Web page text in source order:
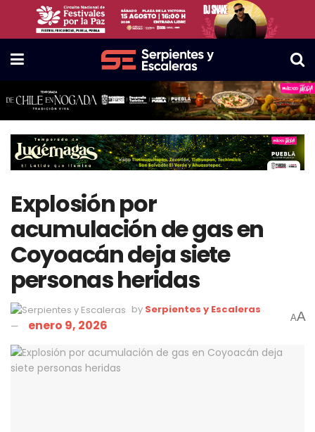
Explosión por
acumulación de gas en
Coyoacán deja siete
personas heridas
by Serpientes y Escaleras
enero 9, 2026 AA